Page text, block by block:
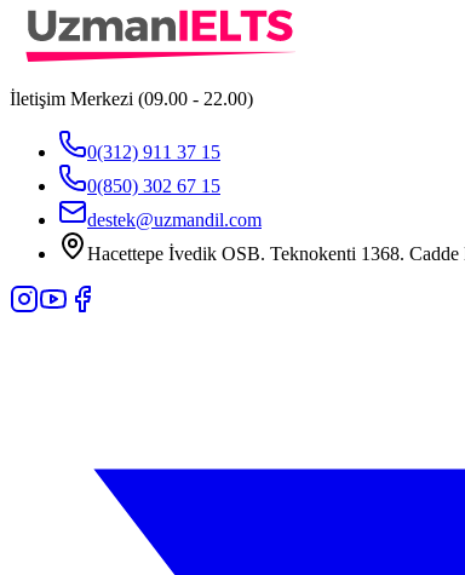
İletişim Merkezi (09.00 - 22.00)
0(312) 911 37 15
0(850) 302 67 15
destek@uzmandil.com
Hacettepe İvedik OSB. Teknokenti 1368.